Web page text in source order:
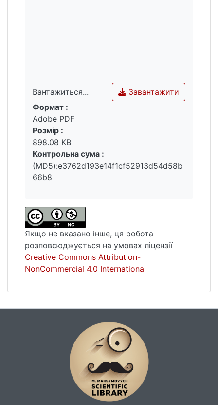
Вантажиться...
Вантажиться...
Завантажити
Формат :
Adobe PDF
Розмір :
898.08 KB
Контрольна сума :
(MD5):e3762d193e14f1cf52913d54d58b
66b8
Якщо не вказано інше, ця робота
розповсюджується на умовах ліцензії
Creative Commons Attribution-
NonCommercial 4.0 International